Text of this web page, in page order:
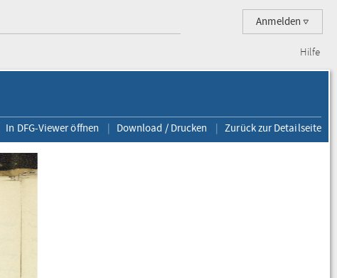
Anmelden
Hilfe
In DFG-Viewer öffnen Download / Drucken Zurück zur Detailseite